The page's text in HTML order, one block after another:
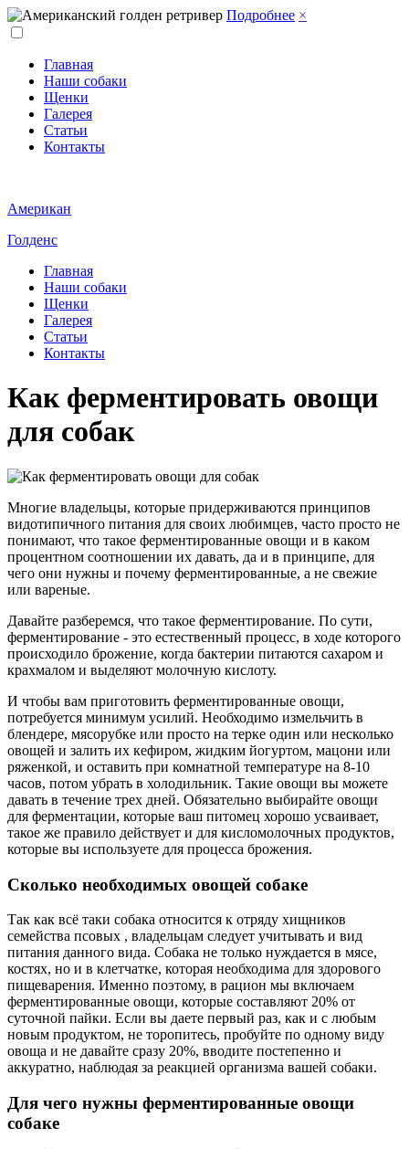
Подробнее ×
Главная
Наши собаки
Щенки
Галерея
Статьи
Контакты
Американ
Голденс
Главная
Наши собаки
Щенки
Галерея
Статьи
Контакты
Как ферментировать овощи
для собак
Многие владельцы, которые придерживаются принципов
видотипичного питания для своих любимцев, часто просто не
понимают, что такое ферментированные овощи и в каком
процентном соотношении их давать, да и в принципе, для
чего они нужны и почему ферментированные, а не свежие
или вареные.
Давайте разберемся, что такое ферментирование. По сути,
ферментирование - это естественный процесс, в ходе которого
происходило брожение, когда бактерии питаются сахаром и
крахмалом и выделяют молочную кислоту.
И чтобы вам приготовить ферментированные овощи,
потребуется минимум усилий. Необходимо измельчить в
блендере, мясорубке или просто на терке один или несколько
овощей и залить их кефиром, жидким йогуртом, мацони или
ряженкой, и оставить при комнатной температуре на 8-10
часов, потом убрать в холодильник. Такие овощи вы можете
давать в течение трех дней. Обязательно выбирайте овощи
для ферментации, которые ваш питомец хорошо усваивает,
такое же правило действует и для кисломолочных продуктов,
которые вы используете для процесса брожения.
Сколько необходимых овощей собаке
Так как всё таки собака относится к отряду хищников
семейства псовых , владельцам следует учитывать и вид
питания данного вида. Собака не только нуждается в мясе,
костях, но и в клетчатке, которая необходима для здорового
пищеварения. Именно поэтому, в рацион мы включаем
ферментированные овощи, которые составляют 20% от
суточной пайки. Если вы даете первый раз, как и с любым
новым продуктом, не торопитесь, пробуйте по одному виду
овоща и не давайте сразу 20%, вводите постепенно и
аккуратно, наблюдая за реакцией организма вашей собаки.
Для чего нужны ферментированные овощи
собаке